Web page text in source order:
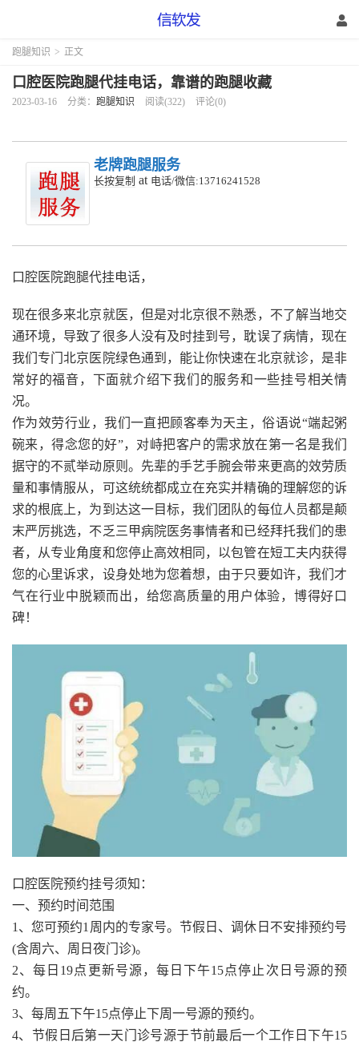
跑腿知识 > 正文
口腔医院跑腿代挂电话，靠谱的跑腿收藏
2023-03-16 分类： 跑腿知识 阅读(322) 评论(0)
老牌跑腿服务
长按复制 at 电话/微信:13716241528
口腔医院跑腿代挂电话，
现在很多来北京就医，但是对北京很不熟悉，不了解当地交
通环境，导致了很多人没有及时挂到号，耽误了病情，现在
我们专门北京医院绿色通到，能让你快速在北京就诊，是非
常好的福音，下面就介绍下我们的服务和一些挂号相关情
况。
作为效劳行业，我们一直把顾客奉为天主，俗语说“端起粥
碗来，得念您的好”，对峙把客户的需求放在第一名是我们
据守的不贰举动原则。先辈的手艺手腕会带来更高的效劳质
量和事情服从，可这统统都成立在充实并精确的理解您的诉
求的根底上，为到达这一目标，我们团队的每位人员都是颠
末严厉挑选，不乏三甲病院医务事情者和已经拜托我们的患
者，从专业角度和您停止高效相同，以包管在短工夫内获得
您的心里诉求，设身处地为您着想，由于只要如许，我们才
气在行业中脱颖而出，给您高质量的用户体验，博得好口
碑！
口腔医院预约挂号须知：
一、预约时间范围
1、您可预约1周内的专家号。节假日、调休日不安排预约号
(含周六、周日夜门诊)。
2、每日19点更新号源，每日下午15点停止次日号源的预
约。
3、每周五下午15点停止下周一号源的预约。
4、节假日后第一天门诊号源于节前最后一个工作日下午15